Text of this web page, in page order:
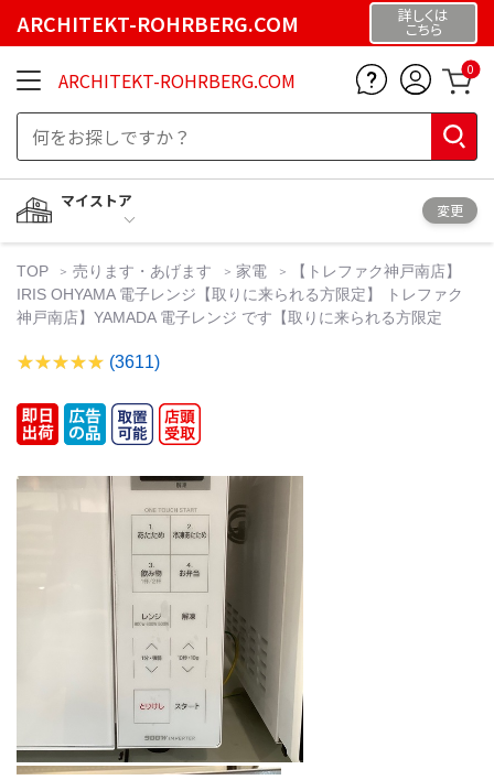
ARCHITEKT-ROHRBERG.COM 詳しくは
こちら
ARCHITEKT-ROHRBERG.COM 0
マイストア
変更
TOP 売ります・あげます 家電
【トレファク神戸南店】
IRIS OHYAMA 電子レンジ【取りに来られる方限定】 トレファク
神戸南店】YAMADA 電子レンジ です【取りに来られる方限定
(3611)